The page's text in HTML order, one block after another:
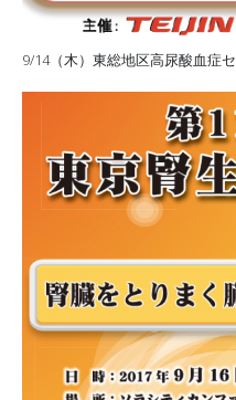
9/14（木）東総地区高尿酸血症